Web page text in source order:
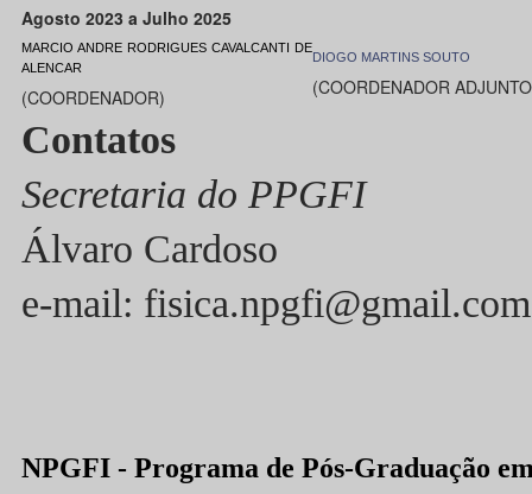
Agosto 2023 a Julho 2025
MARCIO ANDRE RODRIGUES CAVALCANTI DE
ALENCAR
(COORDENADOR)
DIOGO MARTINS SOUTO
(COORDENADOR
Contatos
Secretaria do PPGFI
Álvaro Cardoso
e-mail:
NPGFI - Programa de Pós-Graduação